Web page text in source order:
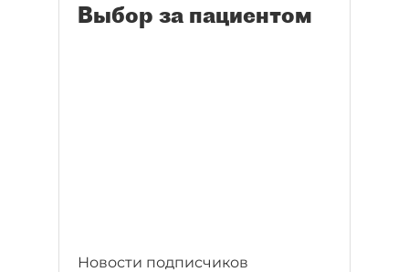
Выбор за пациентом
Новости подписчиков